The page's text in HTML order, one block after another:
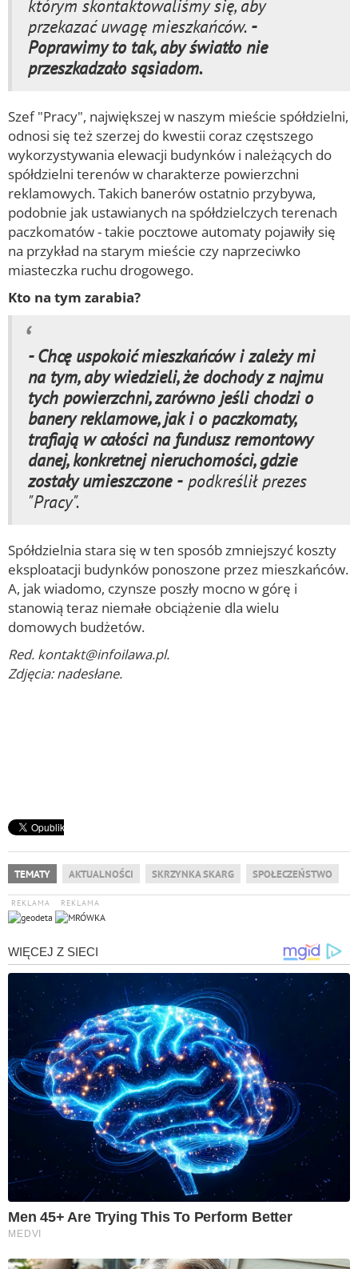
którym skontaktowaliśmy się, aby
przekazać uwagę mieszkańców. -
Poprawimy to tak, aby światło nie
przeszkadzało sąsiadom.
Szef "Pracy", największej w naszym mieście spółdzielni,
odnosi się też szerzej do kwestii coraz częstszego
wykorzystywania elewacji budynków i należących do
spółdzielni terenów w charakterze powierzchni
reklamowych. Takich banerów ostatnio przybywa,
podobnie jak ustawianych na spółdzielczych terenach
paczkomatów - takie pocztowe automaty pojawiły się
na przykład na starym mieście czy naprzeciwko
miasteczka ruchu drogowego.
Kto na tym zarabia?
- Chcę uspokoić mieszkańców i zależy mi
na tym, aby wiedzieli, że dochody z najmu
tych powierzchni, zarówno jeśli chodzi o
banery reklamowe, jak i o paczkomaty,
trafiają w całości na fundusz remontowy
danej, konkretnej nieruchomości, gdzie
zostały umieszczone - podkreślił prezes
"Pracy".
Spółdzielnia stara się w ten sposób zmniejszyć koszty
eksploatacji budynków ponoszone przez mieszkańców.
A, jak wiadomo, czynsze poszły mocno w górę i
stanowią teraz niemałe obciążenie dla wielu
domowych budżetów.
Red. kontakt@infoilawa.pl.
Zdjęcia: nadesłane.
TEMATY AKTUALNOŚCI SKRZYNKA SKARG SPOŁECZEŃSTWO
REKLAMA REKLAMA